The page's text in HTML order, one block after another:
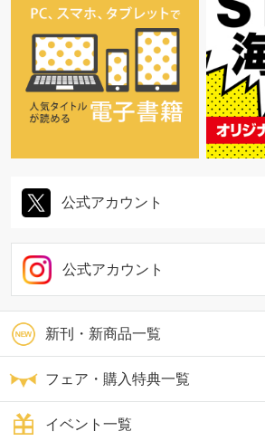
新刊・新商品一覧
フェア・購入特典一覧
イベント一覧
公式アカウント
公式アカウント